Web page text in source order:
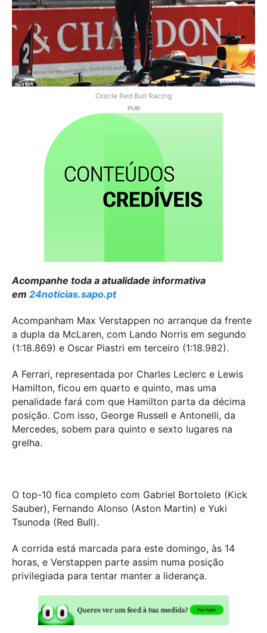
Oracle Red Bull Racing
Acompanhe toda a atualidade informativa
em 24noticias.sapo.pt
Acompanham Max Verstappen no arranque da frente
a dupla da McLaren, com Lando Norris em segundo
(1:18.869) e Oscar Piastri em terceiro (1:18.982).
A Ferrari, representada por Charles Leclerc e Lewis
Hamilton, ficou em quarto e quinto, mas uma
penalidade fará com que Hamilton parta da décima
posição. Com isso, George Russell e Antonelli, da
Mercedes, sobem para quinto e sexto lugares na
grelha.
O top-10 fica completo com Gabriel Bortoleto (Kick
Sauber), Fernando Alonso (Aston Martin) e Yuki
Tsunoda (Red Bull).
A corrida está marcada para este domingo, às 14
horas, e Verstappen parte assim numa posição
privilegiada para tentar manter a liderança.